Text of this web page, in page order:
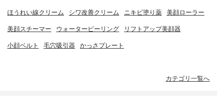
ほうれい線クリーム シワ改善クリーム ニキビ塗り薬 美顔ローラー
美顔スチーマー ウォーターピーリング リフトアップ美顔器
小顔ベルト 毛穴吸引器 かっさプレート
カテゴリ一覧へ